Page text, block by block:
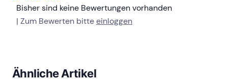
Bisher sind keine Bewertungen vorhanden
| Zum Bewerten bitteeinloggen
Ähnliche Artikel